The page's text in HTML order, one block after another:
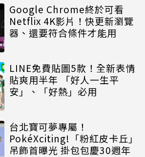
Google Chrome終於可看
Netflix 4K影片！快更新瀏覽
器、還要符合條件才能用
LINE免費貼圖5款！全新表情
貼爽用半年 「好人一生平
安」、「好熱」必用
台北寶可夢專屬！
PokéXciting!「粉紅皮卡丘」
吊飾首曝光 掛包包慶30週年